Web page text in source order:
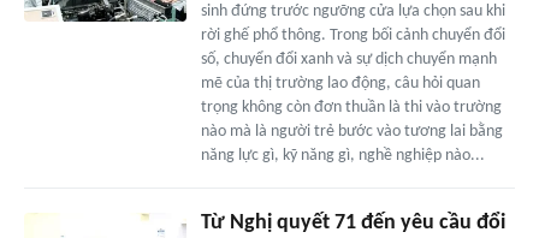
sinh đứng trước ngưỡng cửa lựa chọn sau khi
rời ghế phổ thông. Trong bối cảnh chuyển đổi
số, chuyển đổi xanh và sự dịch chuyển mạnh
mẽ của thị trường lao động, câu hỏi quan
trọng không còn đơn thuần là thi vào trường
nào mà là người trẻ bước vào tương lai bằng
năng lực gì, kỹ năng gì, nghề nghiệp nào...
Từ Nghị quyết 71 đến yêu cầu đổi